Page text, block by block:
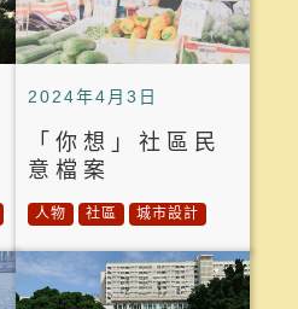
2024年4月3日
「你想」社區民
意檔案
人物 社區 城市設計